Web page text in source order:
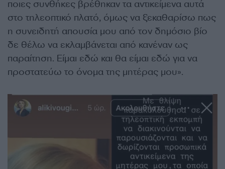
ποιες συνθήκες βρέθηκαν τα αντικείμενα αυτά
στο τηλεοπτικό πλατό, όμως να ξεκαθαρίσω πως
η συνειδητή απουσία μου από τον δημόσιο βίο
δε θέλω να εκλαμβάνεται από κανέναν ως
παραίτηση. Είμαι εδώ και θα είμαι εδώ για να
προστατεύω το όνομα της μητέρας μου».